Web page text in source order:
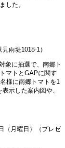
した。
雨堤1018-1）
象に抽選で、南郷ト
マトとGAPに関す
様に南郷トマトを1
示した案内図や、
（月曜日）（プレゼ